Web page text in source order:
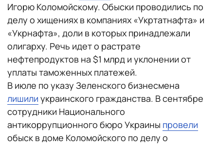
Игорю Коломойскому. Обыски проводились по
делу о хищениях в компаниях «Укртатнафта» и
«Укрнафта», доли в которых принадлежали
олигарху. Речь идет о растрате
нефтепродуктов на $1 млрд и уклонении от
уплаты таможенных платежей.
В июле по указу Зеленского бизнесмена
лишили украинского гражданства. В сентябре
сотрудники Национального
антикоррупционного бюро Украины провели
обыск в доме Коломойского по делу о